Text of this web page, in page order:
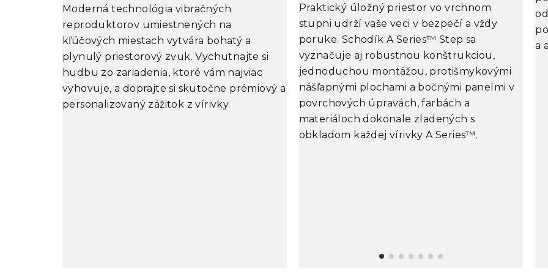
Moderná technológia vibračných
reproduktorov umiestnených na
kľúčových miestach vytvára bohatý a
plynulý priestorový zvuk. Vychutnajte si
hudbu zo zariadenia, ktoré vám najviac
vyhovuje, a doprajte si skutočne prémiový a
personalizovaný zážitok z vírivky.
Praktický úložný priestor vo vrchnom
stupni udrží vaše veci v bezpečí a vždy
poruke. Schodík A Series™ Step sa
vyznačuje aj robustnou konštrukciou,
jednoduchou montážou, protišmykovými
nášľapnými plochami a bočnými panelmi v
povrchových úpravách, farbách a
materiáloch dokonale zladených s
obkladom každej vírivky A Series™.
a